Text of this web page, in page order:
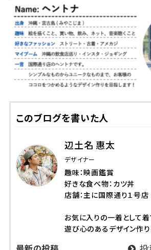
このブログを書いた人
辺土名 惠太
デザイナー
趣味：映画鑑賞
好きな食べ物：カツ丼
店舗：主に国際通り１号店
お気に入りの一着として着
遊び心のあるデザイン作り